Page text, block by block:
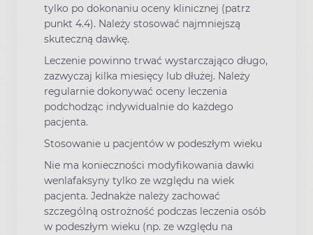
tylko po dokonaniu oceny klinicznej (patrz
punkt 4.4). Należy stosować najmniejszą
skuteczną dawkę.
Leczenie powinno trwać wystarczająco długo,
zazwyczaj kilka miesięcy lub dłużej. Należy
regularnie dokonywać oceny leczenia
podchodząc indywidualnie do każdego
pacjenta.
Stosowanie u pacjentów w podeszłym wieku
Nie ma konieczności modyfikowania dawki
wenlafaksyny tylko ze względu na wiek
pacjenta. Jednakże należy zachować
szczególną ostrożność podczas leczenia osób
w podeszłym wieku (np. ze względu na